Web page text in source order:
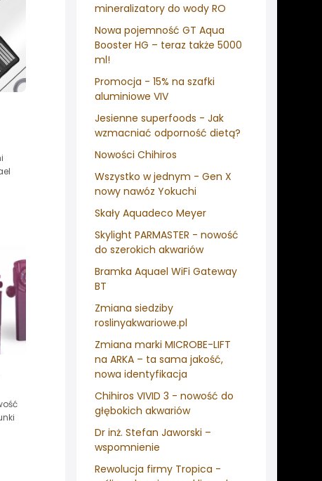
mineralizatory do wody RO
Nowa pojemność GT Aqua
Booster HG – teraz także 5000
ml!
Promocja - 15% na szafki
aluminiowe VIV
Jesienne superfoods - Jak
wzmacniać odporność dietą?
Nowości Chihiros
Wszystko w jednym - Gen X
nowy nawóz Yokuchi
Skały Aquadeco Meyer
Skylight PARMASTER - nowość
do szerokich akwariów
Bramka Aquael WiFi Gateway
BT
Zmiana siedziby
roslinyakwariowe.pl
Zmiana marki MICROBE-LIFT
na ARKA – ta sama jakość,
nowa identyfikacja
Chihiros VIVID 3 - nowość do
głębokich akwariów
Dr inż. Stefan Jaworski –
wspomnienie
Rewolucja firmy Tropica -